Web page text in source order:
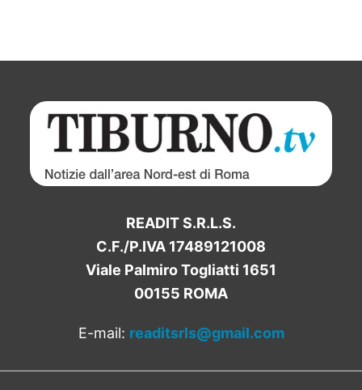
READIT S.R.L.S.
C.F./P.IVA 17489121008
Viale Palmiro Togliatti 1651
00155 ROMA
E-mail: readitsrls@gmail.com